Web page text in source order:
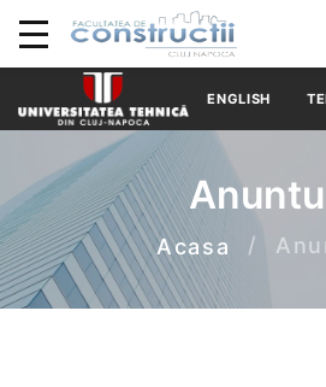
ENGLISH
Acasa